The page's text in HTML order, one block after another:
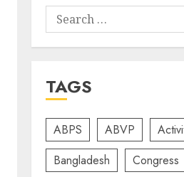
Search
for:
TAGS
ABPS ABVP
Bangladesh
Congress